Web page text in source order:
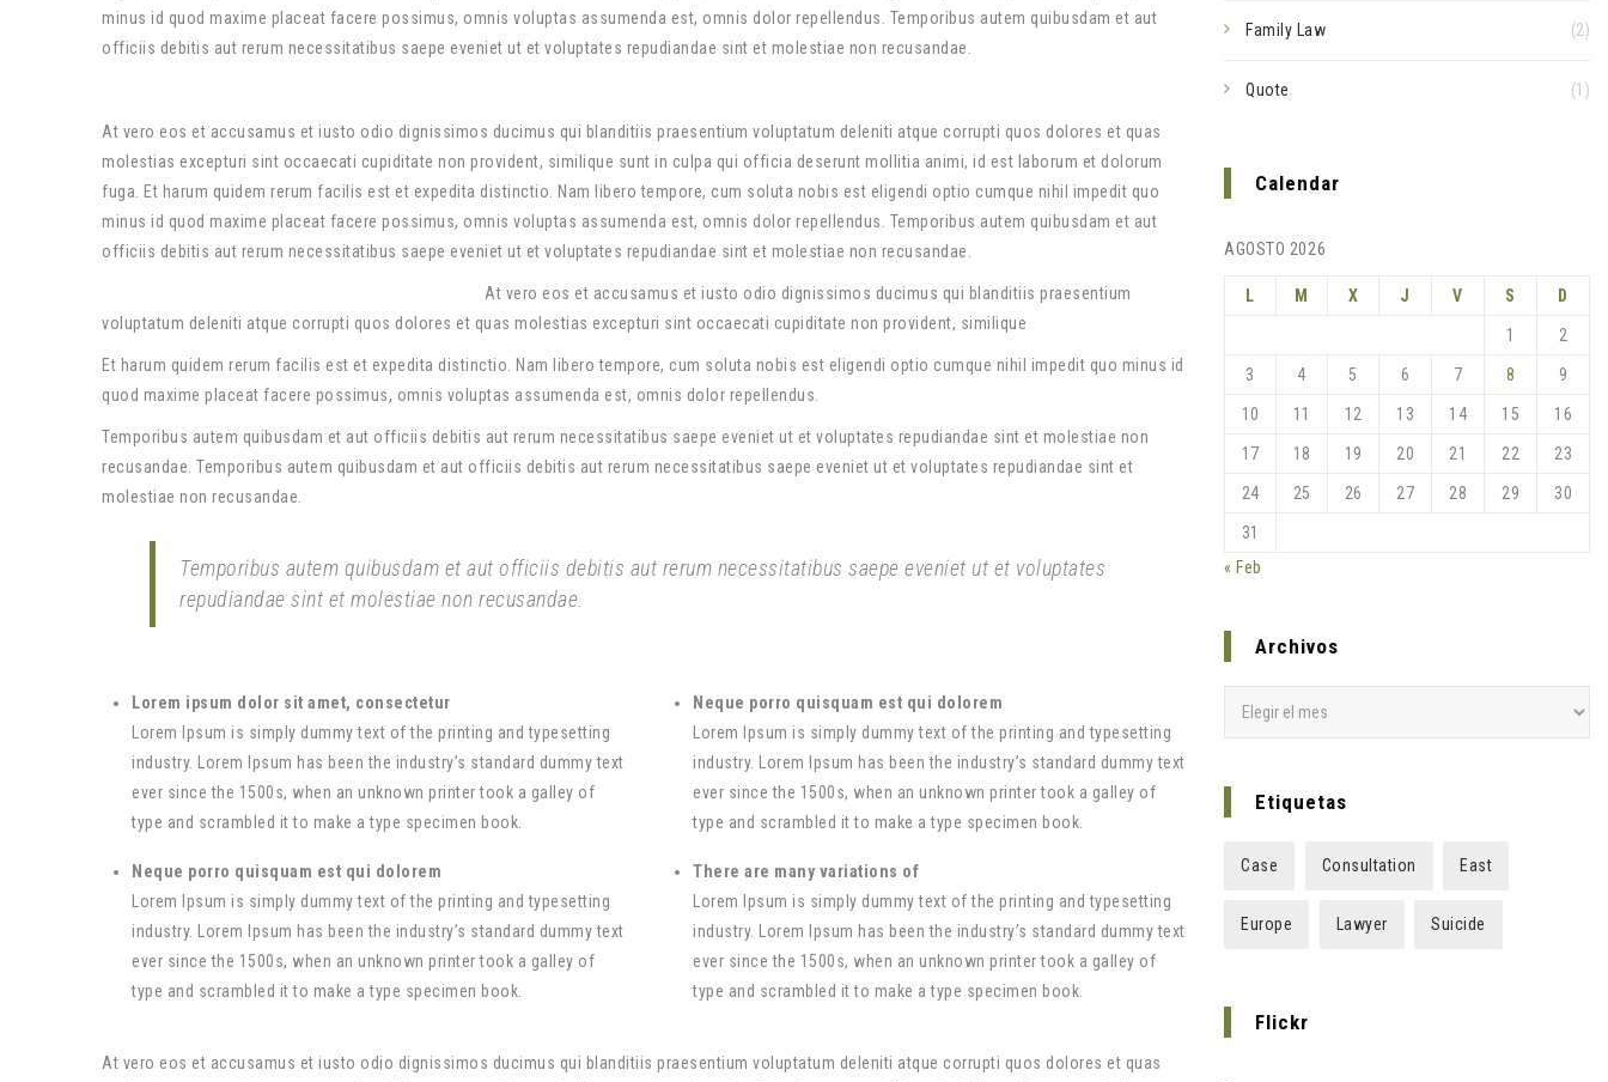
minus id quod maxime placeat facere possimus, omnis voluptas assumenda est, omnis dolor repellendus. Temporibus autem quibusdam et aut
officiis debitis aut rerum necessitatibus saepe eveniet ut et voluptates repudiandae sint et molestiae non recusandae.
At vero eos et accusamus et iusto odio dignissimos ducimus qui blanditiis praesentium voluptatum deleniti atque corrupti quos dolores et quas
molestias excepturi sint occaecati cupiditate non provident, similique sunt in culpa qui officia deserunt mollitia animi, id est laborum et dolorum
fuga. Et harum quidem rerum facilis est et expedita distinctio. Nam libero tempore, cum soluta nobis est eligendi optio cumque nihil impedit quo
minus id quod maxime placeat facere possimus, omnis voluptas assumenda est, omnis dolor repellendus. Temporibus autem quibusdam et aut
officiis debitis aut rerum necessitatibus saepe eveniet ut et voluptates repudiandae sint et molestiae non recusandae.
At vero eos et accusamus et iusto odio dignissimos ducimus qui blanditiis praesentium
voluptatum deleniti atque corrupti quos dolores et quas molestias excepturi sint occaecati cupiditate non provident, similique
Et harum quidem rerum facilis est et expedita distinctio. Nam libero tempore, cum soluta nobis est eligendi optio cumque nihil impedit quo minus id
quod maxime placeat facere possimus, omnis voluptas assumenda est, omnis dolor repellendus.
Temporibus autem quibusdam et aut officiis debitis aut rerum necessitatibus saepe eveniet ut et voluptates repudiandae sint et molestiae non
recusandae. Temporibus autem quibusdam et aut officiis debitis aut rerum necessitatibus saepe eveniet ut et voluptates repudiandae sint et
molestiae non recusandae.
Temporibus autem quibusdam et aut officiis debitis aut rerum necessitatibus saepe eveniet ut et voluptates
repudiandae sint et molestiae non recusandae.
Lorem ipsum dolor sit amet, consectetur
Lorem Ipsum is simply dummy text of the printing and typesetting
industry. Lorem Ipsum has been the industry’s standard dummy text
ever since the 1500s, when an unknown printer took a galley of
type and scrambled it to make a type specimen book.
Neque porro quisquam est qui dolorem
Lorem Ipsum is simply dummy text of the printing and typesetting
industry. Lorem Ipsum has been the industry’s standard dummy text
ever since the 1500s, when an unknown printer took a galley of
type and scrambled it to make a type specimen book.
Neque porro quisquam est qui dolorem
Lorem Ipsum is simply dummy text of the printing and typesetting
industry. Lorem Ipsum has been the industry’s standard dummy text
ever since the 1500s, when an unknown printer took a galley of
type and scrambled it to make a type specimen book.
There are many variations of
Lorem Ipsum is simply dummy text of the printing and typesetting
industry. Lorem Ipsum has been the industry’s standard dummy text
ever since the 1500s, when an unknown printer took a galley of
type and scrambled it to make a type specimen book.
At vero eos et accusamus et iusto odio dignissimos ducimus qui blanditiis praesentium voluptatum deleniti atque corrupti quos dolores et quas
Family Law (2)
Quote (1)
Calendar
AGOSTO 2026
L M X J V S D
1 2
3 4 5 6 7 8 9
10 11 12 13 14 15 16
17 18 19 20 21 22 23
24 25 26 27 28 29 30
31
« Feb
Archivos
Etiquetas
Case Consultation East
Europe Lawyer Suicide
Flickr